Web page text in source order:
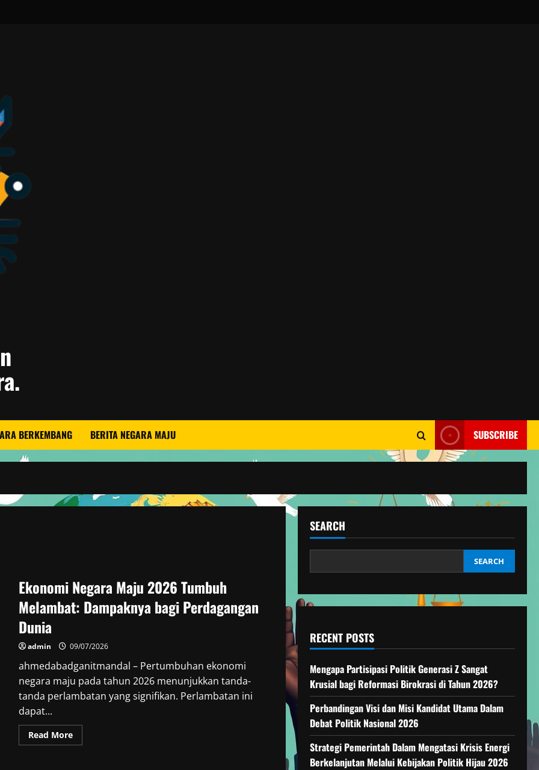
BERKEMBANG BERITA NEGARA MAJU SUBSCRIBE
Ekonomi Negara Maju 2026 Tumbuh
Melambat: Dampaknya bagi Perdagangan
Dunia
admin 09/07/2026
ahmedabadganitmandal – Pertumbuhan ekonomi
negara maju pada tahun 2026 menunjukkan tanda-
tanda perlambatan yang signifikan. Perlambatan ini
dapat...
Read MoreRead
more
SEARCH
SEARCH
RECENT POSTS
Mengapa Partisipasi Politik Generasi Z Sangat
Krusial bagi Reformasi Birokrasi di Tahun 2026?
Perbandingan Visi dan Misi Kandidat Utama Dalam
Debat Politik Nasional 2026
Strategi Pemerintah Dalam Mengatasi Krisis Energi
Berkelanjutan Melalui Kebijakan Politik Hijau 2026